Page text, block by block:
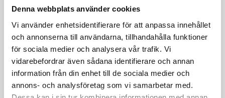
Denna webbplats använder cookies
Vi använder enhetsidentifierare för att anpassa innehållet
och annonserna till användarna, tillhandahålla funktioner
för sociala medier och analysera vår trafik. Vi
vidarebefordrar även sådana identifierare och annan
information från din enhet till de sociala medier och
annons- och analysföretag som vi samarbetar med.